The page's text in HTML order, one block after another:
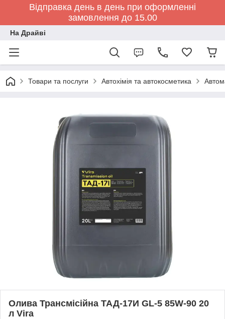
Відправка день в день при оформленні
замовлення до 15.00
На Драйві
Товари та послуги Автохімія та автокосметика
Олива Трансмісійна ТАД-17И GL-5 85W-90 20
л Vira